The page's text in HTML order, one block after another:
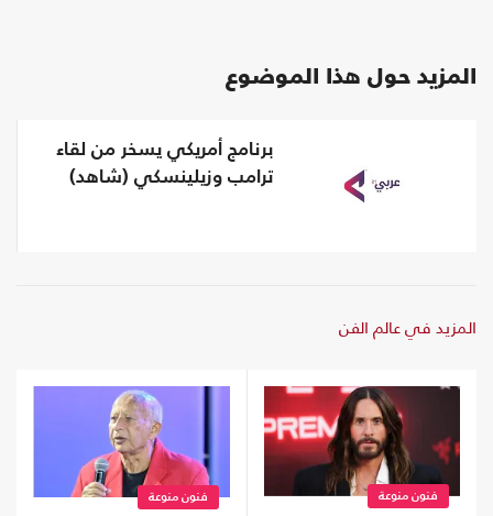
المزيد حول هذا الموضوع
برنامج أمريكي يسخر من لقاء
ترامب وزيلينسكي (شاهد)
المزيد في عالم الفن
فنون منوعة فنون منوعة